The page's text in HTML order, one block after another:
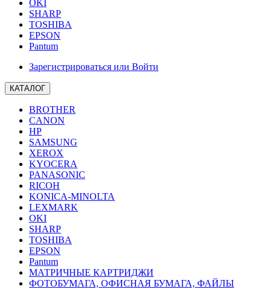
OKI
SHARP
TOSHIBA
EPSON
Pantum
Зарегистрироваться или Войти
КАТАЛОГ
BROTHER
CANON
HP
SAMSUNG
XEROX
KYOCERA
PANASONIC
RICOH
KONICA-MINOLTA
LEXMARK
OKI
SHARP
TOSHIBA
EPSON
Pantum
МАТРИЧНЫЕ КАРТРИДЖИ
ФОТОБУМАГА, ОФИСНАЯ БУМАГА, ФАЙЛЫ